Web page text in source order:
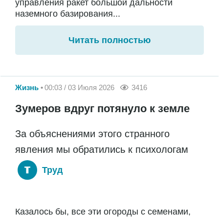
управления ракет большой дальности
наземного базирования...
Читать полностью
Жизнь 00:03 / 03 Июля 2026 3416
Зумеров вдруг потянуло к земле
За объяснениями этого странного
явления мы обратились к психологам
Труд
Казалось бы, все эти огороды с семенами,